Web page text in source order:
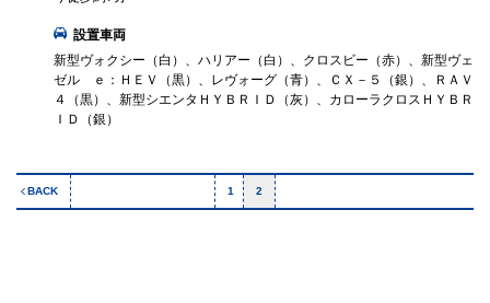
設置車両
新型ヴォクシー（白）、ハリアー（白）、クロスビー（赤）、新型ヴェ
ゼル ｅ：ＨＥＶ（黒）、レヴォーグ（青）、ＣＸ－５（銀）、ＲＡＶ
４（黒）、新型シエンタＨＹＢＲＩＤ（灰）、カローラクロスＨＹＢＲ
ＩＤ（銀）
BACK 1 2